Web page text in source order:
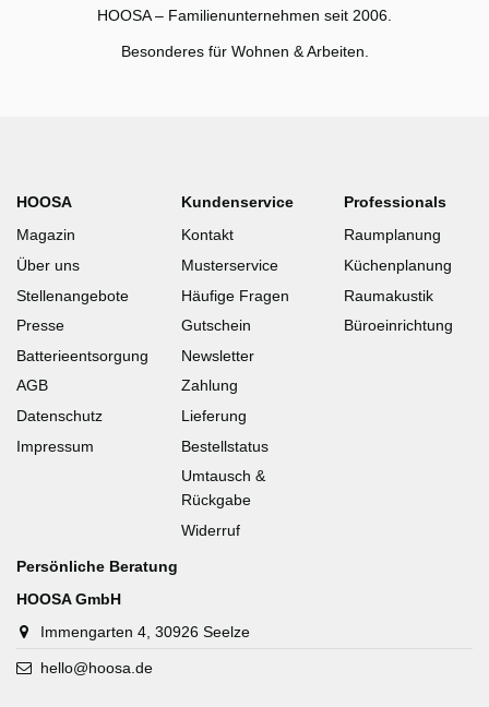
HOOSA – Familienunternehmen seit 2006.
Besonderes für Wohnen & Arbeiten.
HOOSA
Magazin
Über uns
Stellenangebote
Presse
Batterieentsorgung
AGB
Datenschutz
Impressum
Kundenservice
Kontakt
Musterservice
Häufige Fragen
Gutschein
Newsletter
Zahlung
Lieferung
Bestellstatus
Umtausch &
Rückgabe
Widerruf
Professionals
Raumplanung
Küchenplanung
Raumakustik
Büroeinrichtung
Persönliche Beratung
HOOSA GmbH
Immengarten 4, 30926 Seelze
hello@hoosa.de